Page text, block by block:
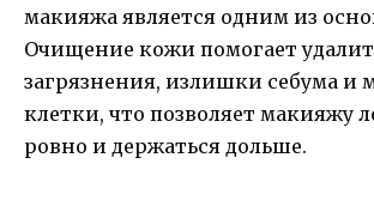
макияжа является одним из
Очищение кожи помогает
загрязнения, излишки себума и
клетки, что позволяет макияжу
ровно и держаться дольше.